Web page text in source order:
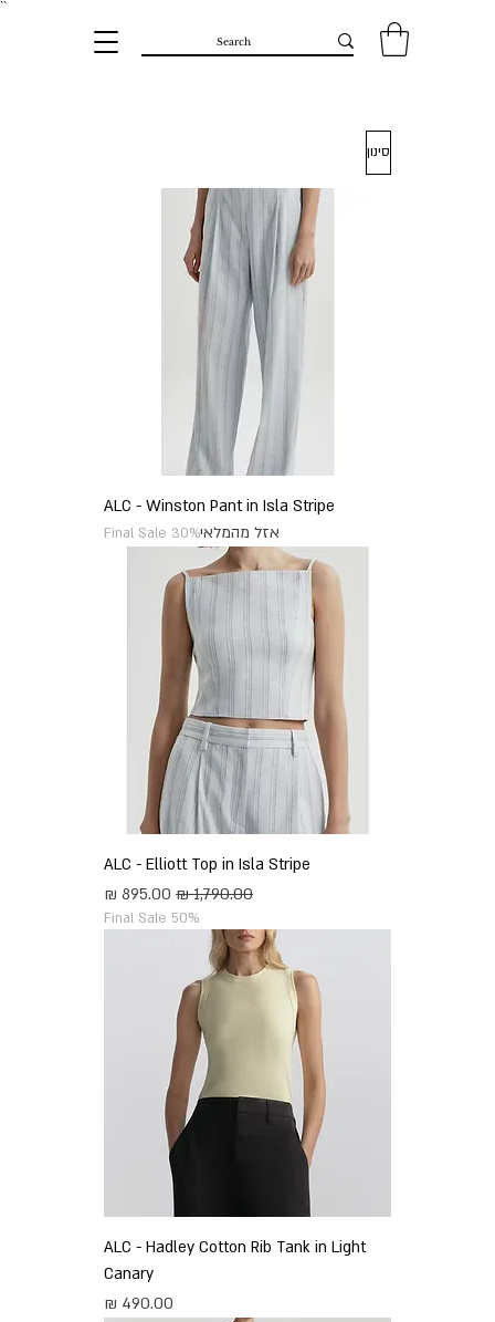
``​
סינון
ALC - Winston Pant in Isla Stripe
אזל מהמלאיFinal Sale 30%
ALC - Elliott Top in Isla Stripe
מחיר רגיל
מחיר מבצע
Final Sale 50%
ALC - Hadley Cotton Rib Tank in Light
Canary
מחיר